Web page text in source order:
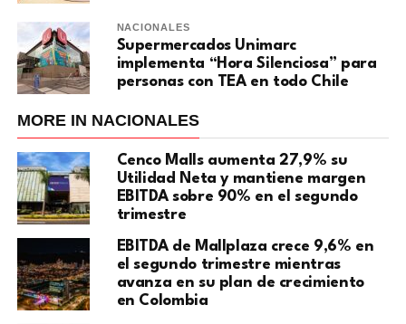
NACIONALES
Supermercados Unimarc
implementa “Hora Silenciosa” para
personas con TEA en todo Chile
MORE IN NACIONALES
Cenco Malls aumenta 27,9% su
Utilidad Neta y mantiene margen
EBITDA sobre 90% en el segundo
trimestre
EBITDA de Mallplaza crece 9,6% en
el segundo trimestre mientras
avanza en su plan de crecimiento
en Colombia